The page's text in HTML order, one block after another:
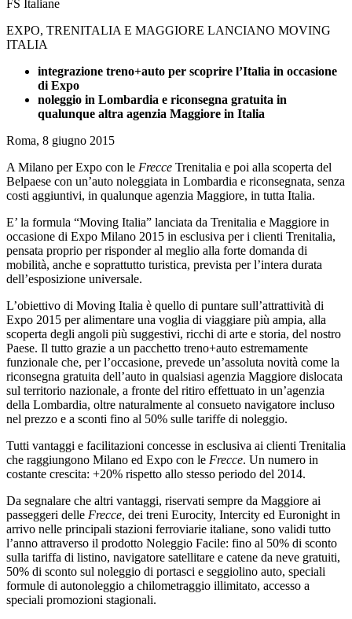
FS Italiane
EXPO, TRENITALIA E MAGGIORE LANCIANO MOVING
ITALIA
integrazione treno+auto per scoprire l’Italia in occasione
di Expo
noleggio in Lombardia e riconsegna gratuita in
qualunque altra agenzia Maggiore in Italia
Roma, 8 giugno 2015
A Milano per Expo con le Frecce Trenitalia e poi alla scoperta del
Belpaese con un’auto noleggiata in Lombardia e riconsegnata, senza
costi aggiuntivi, in qualunque agenzia Maggiore, in tutta Italia.
E’ la formula “Moving Italia” lanciata da Trenitalia e Maggiore in
occasione di Expo Milano 2015 in esclusiva per i clienti Trenitalia,
pensata proprio per risponder al meglio alla forte domanda di
mobilità, anche e soprattutto turistica, prevista per l’intera durata
dell’esposizione universale.
L’obiettivo di Moving Italia è quello di puntare sull’attrattività di
Expo 2015 per alimentare una voglia di viaggiare più ampia, alla
scoperta degli angoli più suggestivi, ricchi di arte e storia, del nostro
Paese. Il tutto grazie a un pacchetto treno+auto estremamente
funzionale che, per l’occasione, prevede un’assoluta novità come la
riconsegna gratuita dell’auto in qualsiasi agenzia Maggiore dislocata
sul territorio nazionale, a fronte del ritiro effettuato in un’agenzia
della Lombardia, oltre naturalmente al consueto navigatore incluso
nel prezzo e a sconti fino al 50% sulle tariffe di noleggio.
Tutti vantaggi e facilitazioni concesse in esclusiva ai clienti Trenitalia
che raggiungono Milano ed Expo con le Frecce. Un numero in
costante crescita: +20% rispetto allo stesso periodo del 2014.
Da segnalare che altri vantaggi, riservati sempre da Maggiore ai
passeggeri delle Frecce, dei treni Eurocity, Intercity ed Euronight in
arrivo nelle principali stazioni ferroviarie italiane, sono validi tutto
l’anno attraverso il prodotto Noleggio Facile: fino al 50% di sconto
sulla tariffa di listino, navigatore satellitare e catene da neve gratuiti,
50% di sconto sul noleggio di portasci e seggiolino auto, speciali
formule di autonoleggio a chilometraggio illimitato, accesso a
speciali promozioni stagionali.